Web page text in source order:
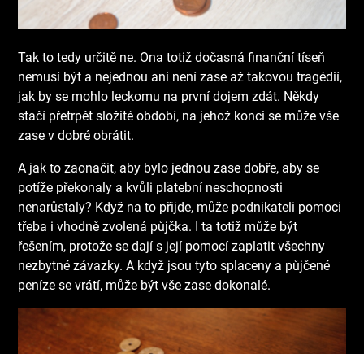
Tak to tedy určitě ne. Ona totiž dočasná finanční tíseň
nemusí být a nejednou ani není zase až takovou tragédií,
jak by se mohlo leckomu na první dojem zdát. Někdy
stačí přetrpět složité období, na jehož konci se může vše
zase v dobré obrátit.
A jak to zaonačit, aby bylo jednou zase dobře, aby se
potíže překonaly a kvůli platební neschopnosti
nenarůstaly? Když na to přijde, může podnikateli pomoci
třeba i vhodně zvolená půjčka. I ta totiž může být
řešením, protože se dají s její pomocí zaplatit všechny
nezbytné závazky. A když jsou tyto splaceny a půjčené
peníze se vrátí, může být vše zase dokonalé.